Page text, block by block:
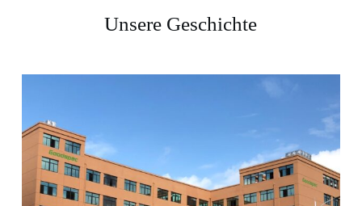
Unsere Geschichte